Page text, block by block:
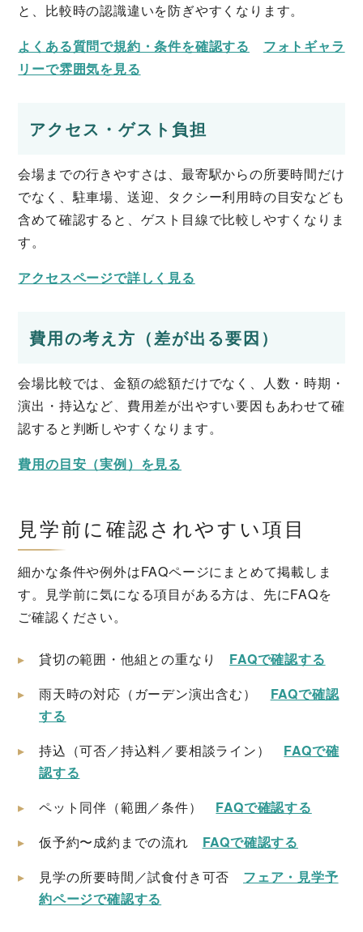
と、比較時の認識違いを防ぎやすくなります。
よくある質問で規約・条件を確認する
フォトギャラ
リーで雰囲気を見る
アクセス・ゲスト負担
会場までの行きやすさは、最寄駅からの所要時間だけ
でなく、駐車場、送迎、タクシー利用時の目安なども
含めて確認すると、ゲスト目線で比較しやすくなりま
す。
アクセスページで詳しく見る
費用の考え方（差が出る要因）
会場比較では、金額の総額だけでなく、人数・時期・
演出・持込など、費用差が出やすい要因もあわせて確
認すると判断しやすくなります。
費用の目安（実例）を見る
見学前に確認されやすい項目
細かな条件や例外はFAQページにまとめて掲載しま
す。見学前に気になる項目がある方は、先にFAQを
ご確認ください。
貸切の範囲・他組との重なり FAQで確認する
雨天時の対応（ガーデン演出含む） FAQで確認
する
持込（可否／持込料／要相談ライン） FAQで確
認する
ペット同伴（範囲／条件） FAQで確認する
仮予約〜成約までの流れ FAQで確認する
見学の所要時間／試食付き可否 フェア・見学予
約ページで確認する